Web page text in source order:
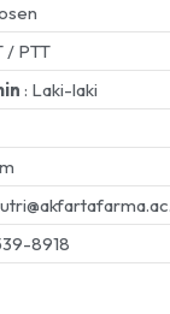
/ PTT
: Laki-laki
8918